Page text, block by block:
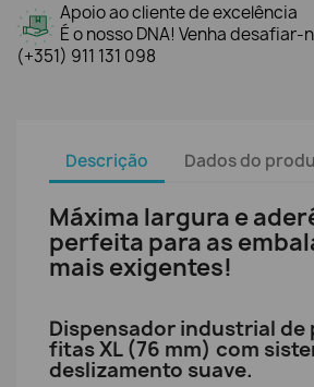
Apoio ao cliente de excelência
É o nosso DNA! Venha
(+351) 911 131 098
Descrição Dados do
Máxima largura e
perfeita para as
mais exigentes!
Dispensador industrial de
fitas XL (76 mm) com
deslizamento suave.